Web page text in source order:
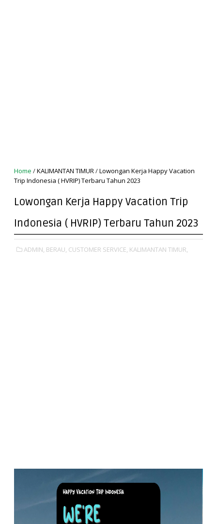
Home /KALIMANTAN TIMUR/Lowongan Kerja Happy Vacation
Trip Indonesia ( HVRIP) Terbaru Tahun 2023
Lowongan Kerja Happy Vacation Trip
Indonesia ( HVRIP) Terbaru Tahun 2023
ADMIN, BERAU, CUSTOMER SERVICE, KALIMANTAN TIMUR,